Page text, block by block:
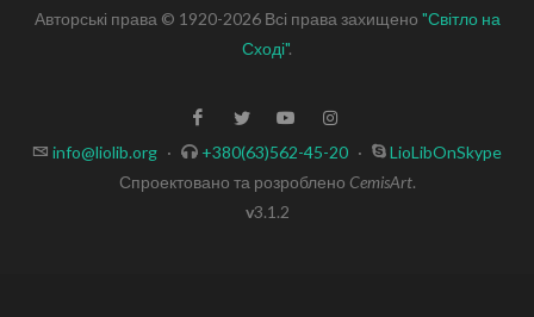
Авторські права © 1920-2026 Всі права захищено "Світло на
Сході".
info@liolib.org · +380(63)562-45-20 ·
LioLibOnSkype
Спроектовано та розроблено CemisArt.
v3.1.2